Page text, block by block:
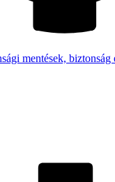
mentések, biztonság